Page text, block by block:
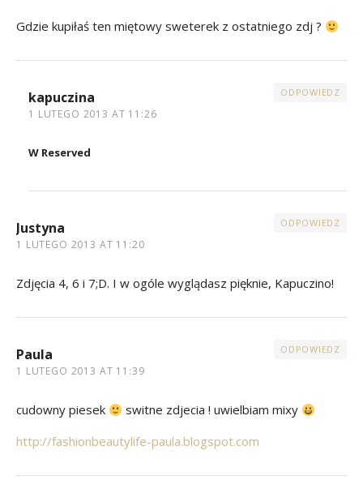
Gdzie kupiłaś ten miętowy sweterek z ostatniego zdj ?
kapuczina
1 LUTEGO 2013 AT 11:26
ODPOWIEDZ
W Reserved
Justyna
1 LUTEGO 2013 AT 11:20
ODPOWIEDZ
Zdjęcia 4, 6 i 7;D. I w ogóle wyglądasz pięknie, Kapuczino!
Paula
1 LUTEGO 2013 AT 11:39
ODPOWIEDZ
cudowny piesek
switne zdjecia ! uwielbiam mixy
http://fashionbeautylife-paula.blogspot.com